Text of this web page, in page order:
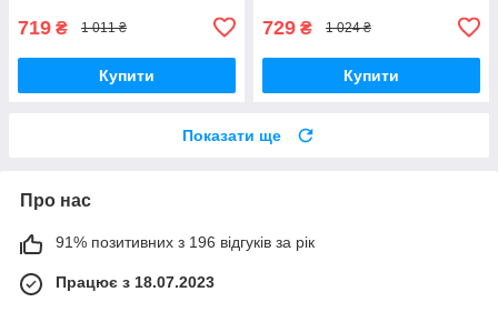
719 ₴ 1 011 ₴
Купити
729 ₴ 1 024 ₴
Купити
Показати ще
Про нас
91% позитивних з 196 відгуків за рік
Працює з 18.07.2023